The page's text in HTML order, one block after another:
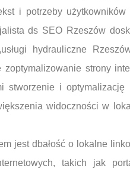
i potrzeby
ds SEO Rzeszów
hydrauliczne
strony
stworzenie i
widoczności w
jest dbałość o lokalne
takich jak